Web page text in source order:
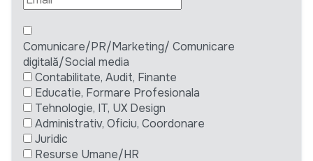
Comunicare/PR/Marketing/ Comunicare
digitală/Social media
Contabilitate, Audit, Finante
Educatie, Formare Profesionala
Tehnologie, IT, UX Design
Administrativ, Oficiu, Coordonare
Juridic
Resurse Umane/HR